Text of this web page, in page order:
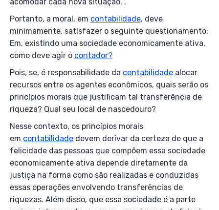
Portanto, a moral, em contabilidade, deve
minimamente, satisfazer o seguinte questionamento:
Em, existindo uma sociedade economicamente ativa,
como deve agir o contador?
Pois, se, é responsabilidade da contabilidade alocar
recursos entre os agentes econômicos, quais serão os
princípios morais que justificam tal transferência de
riqueza? Qual seu local de nascedouro?
Nesse contexto, os princípios morais
em contabilidade devem derivar da certeza de que a
felicidade das pessoas que compõem essa sociedade
economicamente ativa depende diretamente da
justiça na forma como são realizadas e conduzidas
essas operações envolvendo transferências de
riquezas. Além disso, que essa sociedade é a parte